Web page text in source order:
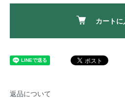
カートに
返品について